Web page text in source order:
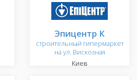
Эпицентр К
строительный гипермаркет
на ул. Вискозная
Киев